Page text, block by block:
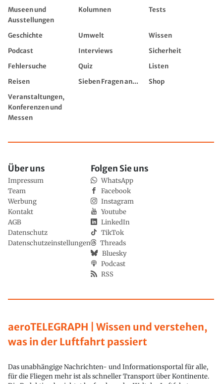
Museen und
Ausstellungen
Kolumnen Tests
Geschichte Umwelt
Wissen
Podcast
Interviews
Sicherheit
Fehlersuche
Quiz
Listen
Reisen
Sieben Fragen an...
Shop
Veranstaltungen,
Konferenzen und
Messen
aeroTELEGRAPH | Wissen und verstehen,
was in der Luftfahrt passiert
Das unabhängige Nachrichten- und Informationsportal für alle,
für die Fliegen mehr ist als schneller Transport über Kontinente.
Über uns
Impressum
Team
Werbung
Kontakt
AGB
Datenschutz
Datenschutzeinstellungen
Folgen Sie uns
WhatsApp
Facebook
Instagram
Youtube
LinkedIn
TikTok
Threads
Bluesky
Podcast
RSS